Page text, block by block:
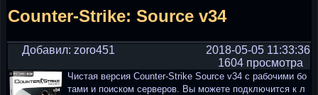
Counter-Strike: Source v34
Добавил: zoro451
2018-05-05 11:33:36
1604 просмотра
Чистая версия Counter-Strike Source v34 с рабочими бо
тами и поиском серверов. Вы можете подключится к л